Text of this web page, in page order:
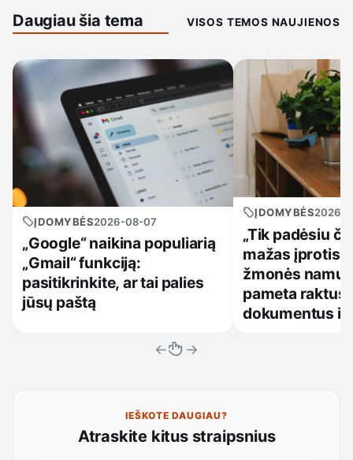
Daugiau šia tema VISOS TEMOS NAUJIENOS
ĮDOMYBĖS2026-08-07
„Google“ naikina populiarią
„Gmail“ funkciją:
pasitikrinkite, ar tai palies
jūsų paštą
ĮDOMYBĖS2026-
„Tik padėsiu
mažas įprotis,
žmonės
pameta raktus,
dokumentus ir
← →
IEŠKOTE DAUGIAU?
Atraskite kitus straipsnius